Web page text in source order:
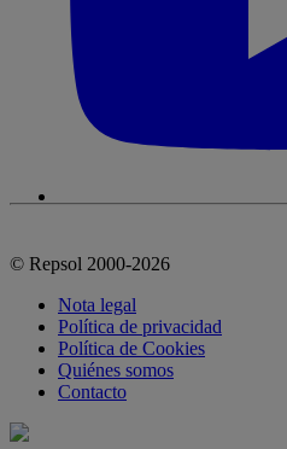
© Repsol 2000-2026
Nota legal
Política de privacidad
Política de Cookies
Quiénes somos
Contacto